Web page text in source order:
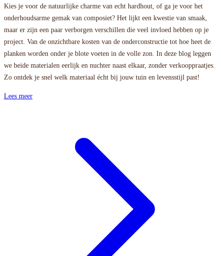
Kies je voor de natuurlijke charme van echt hardhout, of ga je voor het
onderhoudsarme gemak van composiet? Het lijkt een kwestie van smaak,
maar er zijn een paar verborgen verschillen die veel invloed hebben op je
project. Van de onzichtbare kosten van de onderconstructie tot hoe heet de
planken worden onder je blote voeten in de volle zon. In deze blog leggen
we beide materialen eerlijk en nuchter naast elkaar, zonder verkooppraatjes.
Zo ontdek je snel welk materiaal écht bij jouw tuin en levensstijl past!
Lees meer